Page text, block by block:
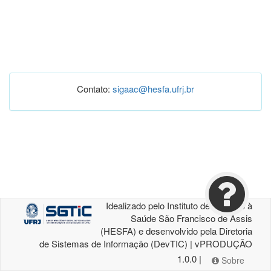
Contato: sigaac@hesfa.ufrj.br
Idealizado pelo Instituto de Atenção à
Saúde São Francisco de Assis
(HESFA) e desenvolvido pela Diretoria
de Sistemas de Informação (DevTIC) | vPRODUÇÃO
1.0.0 |
Sobre